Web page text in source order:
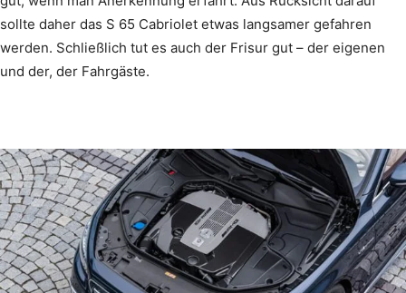
sollte daher das S 65 Cabriolet etwas langsamer gefahren
werden. Schließlich tut es auch der Frisur gut – der eigenen
und der, der Fahrgäste.